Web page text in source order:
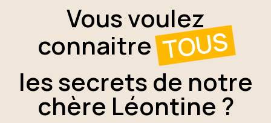
Vous voulez
connaitreTOUS
les secrets de notre
chère Léontine ?